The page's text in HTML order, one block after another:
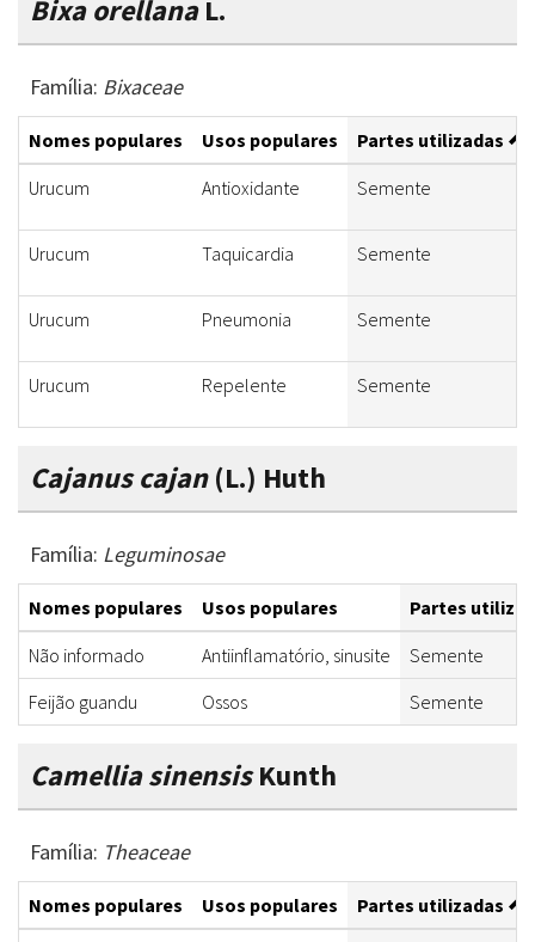
Bixa orellanaL.
Família: Bixaceae
Nomes populares Usos populares
Partes utilizadas
Urucum
Antioxidante Semente
Urucum Taquicardia Semente
Urucum Pneumonia Semente
Urucum Repelente Semente
Cajanus cajan(L.) Huth
Família: Leguminosae
Nomes populares Usos populares
Partes
Não informado
Antiinflamatório, sinusite
Semente
Feijão guandu
Ossos Semente
Camellia sinensisKunth
Família: Theaceae
Nomes populares Usos populares
Partes utilizadas